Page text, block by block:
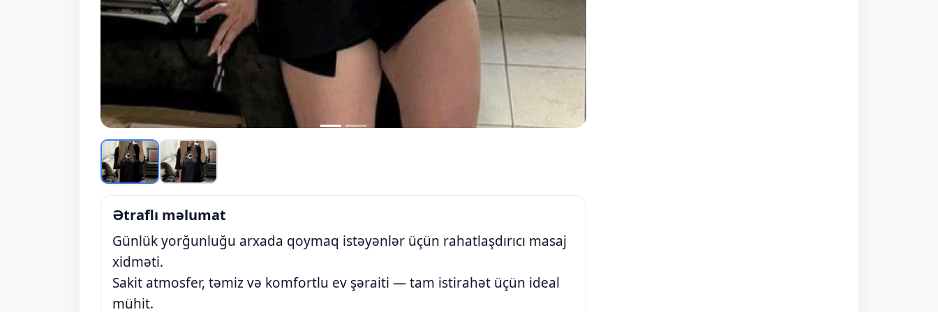
Ətraflı məlumat
Günlük yorğunluğu arxada qoymaq istəyənlər üçün rahatlaşdırıcı masaj
xidməti.
Sakit atmosfer, təmiz və komfortlu ev şəraiti — tam istirahət üçün ideal
mühit.